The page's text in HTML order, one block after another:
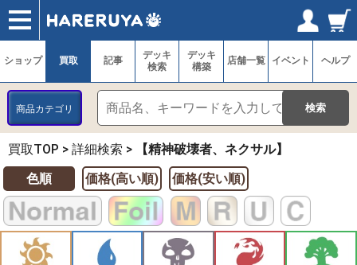
ショップ
買取
記事
デッキ検索
デッキ構築
選手一覧
店舗一覧
イベント
ヘルプ
お問い合わせ ログイン／会員登録
マイページ
ショップ 買取 記事
デッキ
検索
デッキ
構築
店舗一覧 イベント ヘルプ
商品カテゴリ
買取TOP > 詳細検索 >
【精神破壊者、ネクサル】
色順
価格(高い順) 価格(安い順)